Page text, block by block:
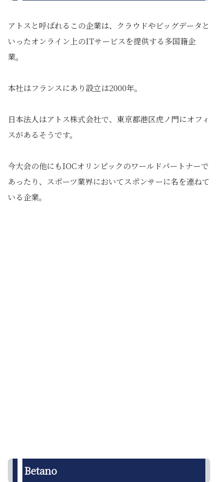
アトスと呼ばれるこの企業は、クラウドやビッグデータと
いったオンライン上のITサービスを提供する多国籍企
業。
本社はフランスにあり設立は2000年。
日本法人はアトス株式会社で、東京都港区虎ノ門にオフィ
スがあるそうです。
今大会の他にもIOCオリンピックのワールドパートナーで
あったり、スポーツ業界においてスポンサーに名を連ねて
いる企業。
Betano